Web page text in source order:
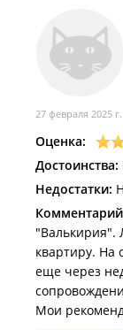
27 февраля 2025 г.
Оценка:
Достоинства:
Недостатки:
"Валькирия".
квартиру. На
еще через
Мои